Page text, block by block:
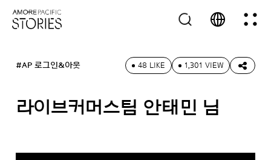
#AP 로그인&아웃 48 LIKE 1,301 VIEW
라이브커머스팀 안태민 님